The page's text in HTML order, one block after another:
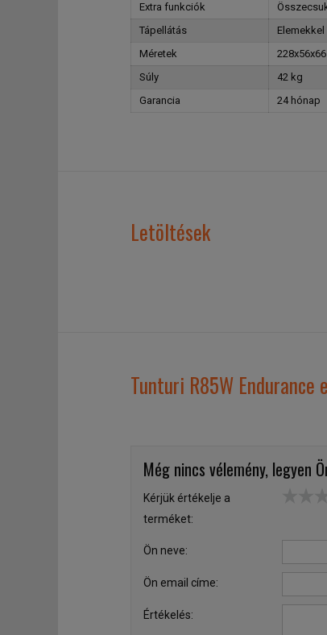
Extra funkciók
Tápellátás
Elemekkel
Méretek
Súly
42 kg
Garancia
24 hónap
Letöltések
Tunturi R85W Endurance
Még nincs vélemény, legyen
Kérjük értékelje a
terméket:
Ön neve:
Ön email címe:
Értékelés: